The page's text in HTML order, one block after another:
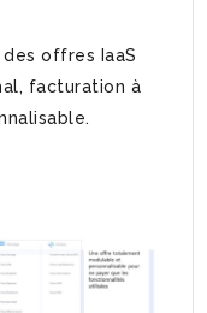
offres IaaS
facturation à